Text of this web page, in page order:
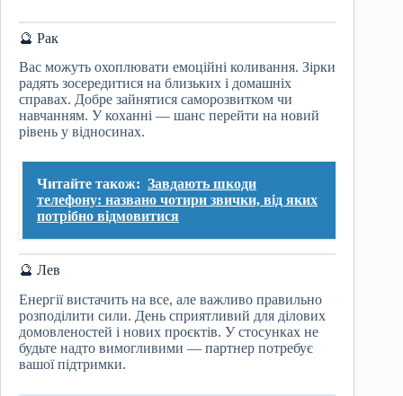
🔮 Рак
Вас можуть охоплювати емоційні коливання. Зірки
радять зосередитися на близьких і домашніх
справах. Добре зайнятися саморозвитком чи
навчанням. У коханні — шанс перейти на новий
рівень у відносинах.
Читайте також: Завдають шкоди
телефону: названо чотири звички, від яких
потрібно відмовитися
🔮 Лев
Енергії вистачить на все, але важливо правильно
розподілити сили. День сприятливий для ділових
домовленостей і нових проєктів. У стосунках не
будьте надто вимогливими — партнер потребує
вашої підтримки.